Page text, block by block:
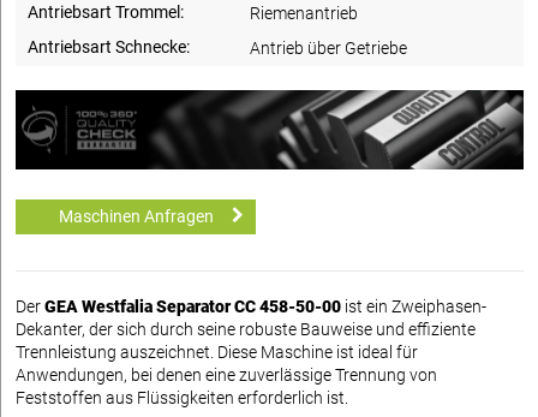
Antriebsart Trommel:
Riemenantrieb
Antriebsart Schnecke:
Antrieb über Getriebe
Maschinen Anfragen
DerGEA Westfalia Separator CC 458-50-00 ist ein Zweiphasen-
Dekanter, der sich durch seine robuste Bauweise und effiziente
Trennleistung auszeichnet. Diese Maschine ist ideal für
Anwendungen, bei denen eine zuverlässige Trennung von
Feststoffen aus Flüssigkeiten erforderlich ist.